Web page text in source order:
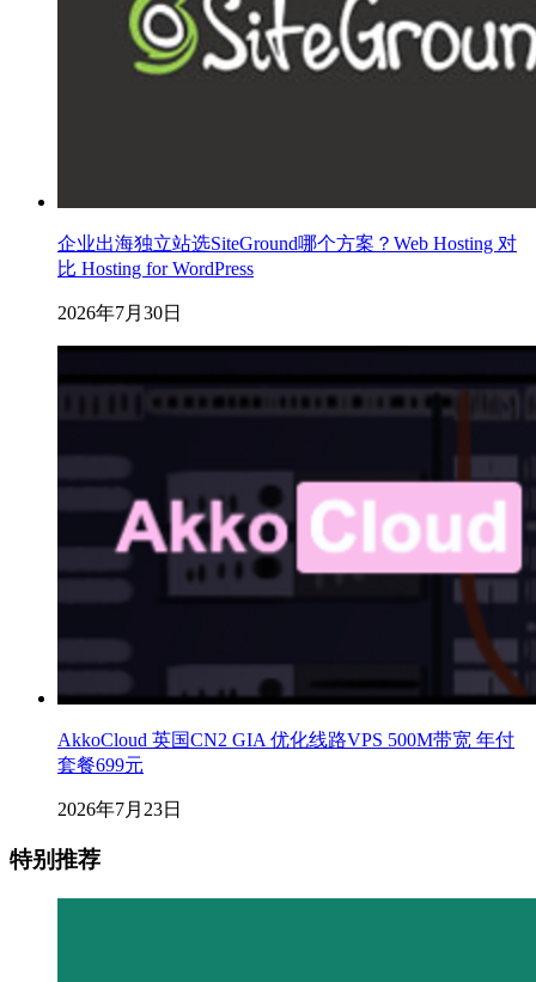
企业出海独立站选SiteGround哪个方案？Web Hosting 对
比 Hosting for WordPress
2026年7月30日
AkkoCloud 英国CN2 GIA 优化线路VPS 500M带宽 年付
套餐699元
2026年7月23日
特别推荐